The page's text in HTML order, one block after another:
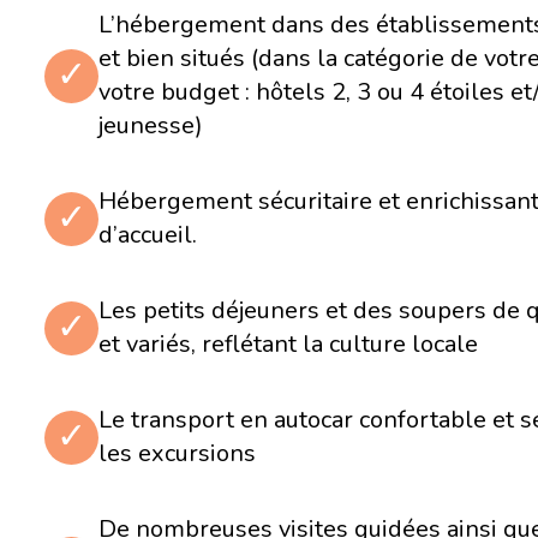
Transfert en direction de San Gimignano,
remparts qui a su conserver son aspect médiéval
caractéristiques impressionnantes est la présence
dominent le village
Visite assez particulière du Museo Criminale
exposition sur la justice au moyen-âge, les
et s'imprégner de l'ambiance romaine
Rome – Vatican
Découverte de la plus grande église du monde
découverte de la chapelle Sixtine à la voûte peinte
début du 16<sup>ième</sup> siècle
Visite du Panthéon, l'édifice le mieux conservé de la
✓
L’hébergement dans des
et bien situés (dans la catégorie de
votre budget : hôtels 2, 3 ou 4 étoiles
jeunesse)
✓
Hébergement sécuritaire et
d’accueil.
✓
Les petits déjeuners et des soupers de
et variés, reflétant la culture locale
✓
Le transport en autocar confortable et
les excursions
De nombreuses visites guidées ainsi